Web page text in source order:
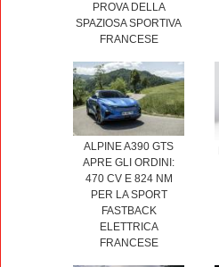
PROVA DELLA
SPAZIOSA SPORTIVA
FRANCESE
ALPINE A390 GTS
APRE GLI ORDINI:
470 CV E 824 NM
PER LA SPORT
FASTBACK
ELETTRICA
FRANCESE